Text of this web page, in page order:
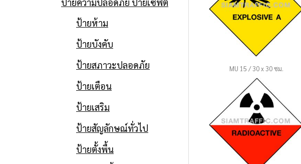
ป้ายห้าม
ป้ายบังคับ
ป้ายสภาวะปลอดภัย
ป้ายเตือน
ป้ายเสริม
ป้ายสัญลักษณ์ทั่วไป
ป้ายตั้งพื้น
MU 15 / 30 x 30 ซม.